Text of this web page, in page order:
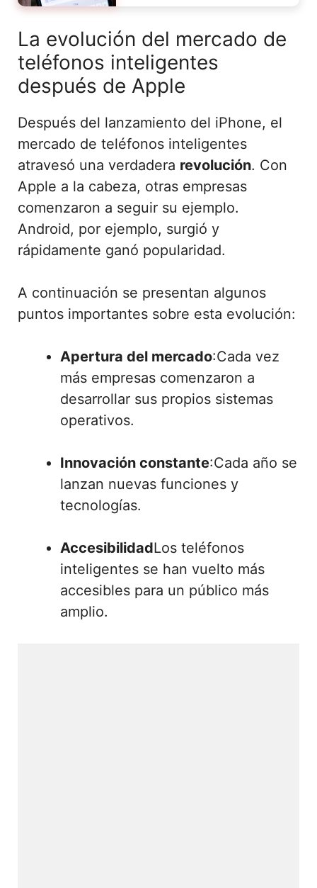
La evolución del mercado de
teléfonos inteligentes
después de Apple
Después del lanzamiento del iPhone, el
mercado de teléfonos inteligentes
atravesó una verdadera revolución. Con
Apple a la cabeza, otras empresas
comenzaron a seguir su ejemplo.
Android, por ejemplo, surgió y
rápidamente ganó popularidad.
A continuación se presentan algunos
puntos importantes sobre esta evolución:
Apertura del mercado:Cada vez
más empresas comenzaron a
desarrollar sus propios sistemas
operativos.
Innovación constante:Cada año se
lanzan nuevas funciones y
tecnologías.
AccesibilidadLos teléfonos
inteligentes se han vuelto más
accesibles para un público más
amplio.